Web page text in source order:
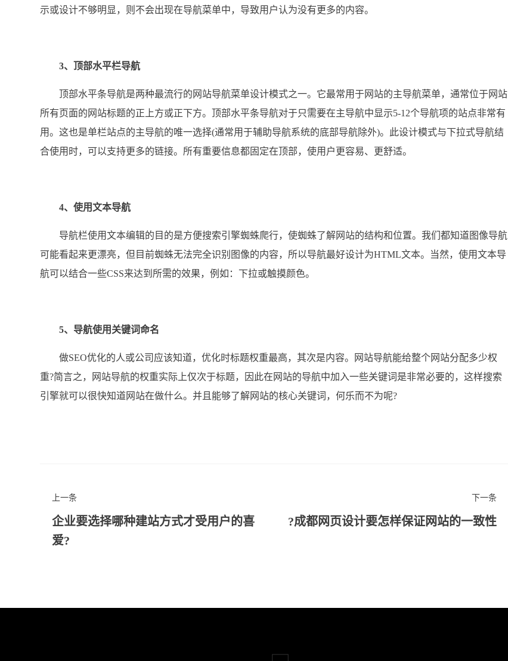
示或设计不够明显，则不会出现在导航菜单中，导致用户认为没有更多的内容。
3、顶部水平栏导航
顶部水平条导航是两种最流行的网站导航菜单设计模式之一。它最常用于网站的主导航菜单，通常位于网站
所有页面的网站标题的正上方或正下方。顶部水平条导航对于只需要在主导航中显示5-12个导航项的站点非常有
用。这也是单栏站点的主导航的唯一选择(通常用于辅助导航系统的底部导航除外)。此设计模式与下拉式导航结
合使用时，可以支持更多的链接。所有重要信息都固定在顶部，使用户更容易、更舒适。
4、使用文本导航
导航栏使用文本编辑的目的是方便搜索引擎蜘蛛爬行，使蜘蛛了解网站的结构和位置。我们都知道图像导航
可能看起来更漂亮，但目前蜘蛛无法完全识别图像的内容，所以导航最好设计为HTML文本。当然，使用文本导
航可以结合一些CSS来达到所需的效果，例如：下拉或触摸颜色。
5、导航使用关键词命名
做SEO优化的人或公司应该知道，优化时标题权重最高，其次是内容。网站导航能给整个网站分配多少权
重?简言之，网站导航的权重实际上仅次于标题，因此在网站的导航中加入一些关键词是非常必要的，这样搜索
引擎就可以很快知道网站在做什么。并且能够了解网站的核心关键词，何乐而不为呢?
上一条
企业要选择哪种建站方式才受用户的喜
爱?
下一条
成都网页设计要怎样保证网站的一致性?